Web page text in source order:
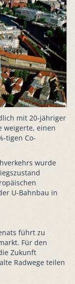
mit 20-jähriger
weigerte, einen
tigen Co-
wurde
U-Bahnbau in
führt zu
Für den
Zukunft
Radwege teilen